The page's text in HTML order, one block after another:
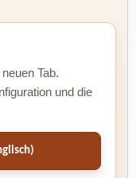
Tab.
und die